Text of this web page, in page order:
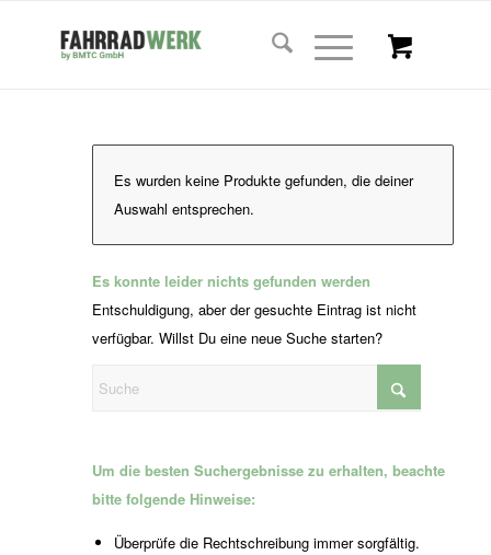
Es wurden keine Produkte gefunden, die deiner
Auswahl entsprechen.
Es konnte leider nichts gefunden werden
Entschuldigung, aber der gesuchte Eintrag ist nicht
verfügbar. Willst Du eine neue Suche starten?
Um die besten Suchergebnisse zu erhalten, beachte
bitte folgende Hinweise:
Überprüfe die Rechtschreibung immer sorgfältig.